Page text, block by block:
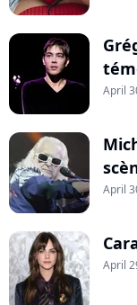
April
April
April